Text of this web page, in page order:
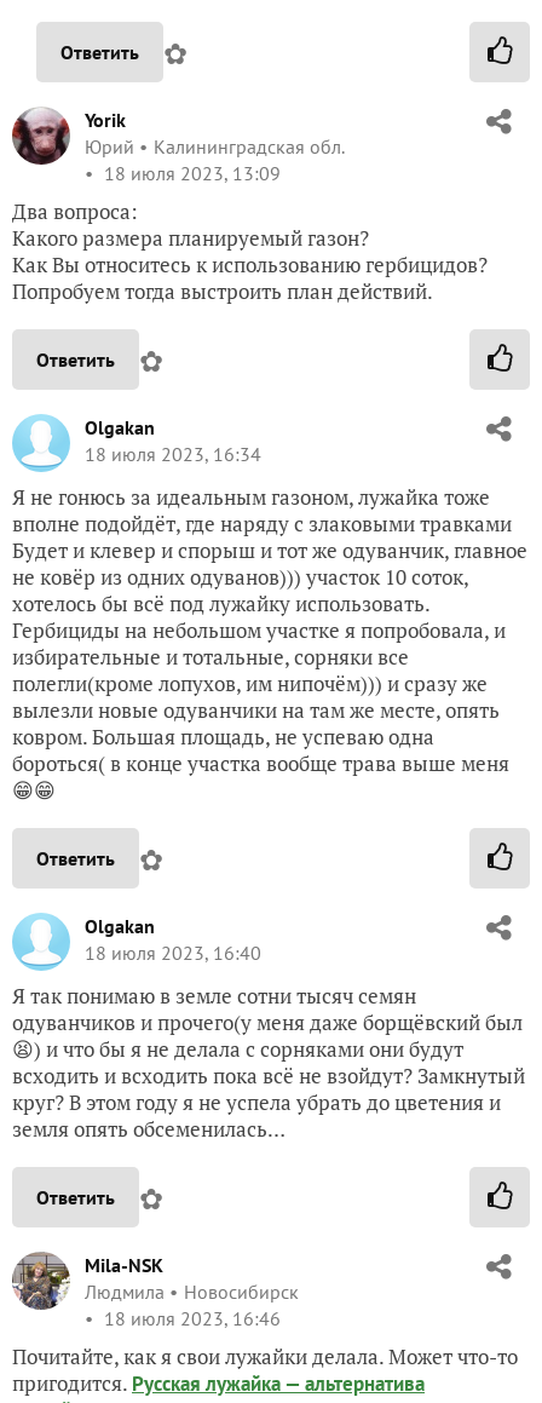
Ответить ✿
Yorik
Юрий
Калининградская обл.
18 июля 2023, 13:09
Два вопроса:
Какого размера планируемый газон?
Как Вы относитесь к использованию гербицидов?
Попробуем тогда выстроить план действий.
Ответить ✿
Olgakan
18 июля 2023, 16:34
Я не гонюсь за идеальным газоном, лужайка тоже
вполне подойдёт, где наряду с злаковыми травками
Будет и клевер и спорыш и тот же одуванчик, главное
не ковёр из одних одуванов))) участок 10 соток,
хотелось бы всё под лужайку использовать.
Гербициды на небольшом участке я попробовала, и
избирательные и тотальные, сорняки все
полегли(кроме лопухов, им нипочём))) и сразу же
вылезли новые одуванчики на там же месте, опять
ковром. Большая площадь, не успеваю одна
бороться( в конце участка вообще трава выше меня
😁😁
Ответить ✿
Olgakan
18 июля 2023, 16:40
Я так понимаю в земле сотни тысяч семян
одуванчиков и прочего(у меня даже борщёвский был
😫) и что бы я не делала с сорняками они будут
всходить и всходить пока всё не взойдут? Замкнутый
круг? В этом году я не успела убрать до цветения и
земля опять обсеменилась…
Ответить ✿
Mila-NSK
Людмила
Новосибирск
18 июля 2023, 16:46
Почитайте, как я свои лужайки делала. Может что-то
пригодится. Русская лужайка — альтернатива